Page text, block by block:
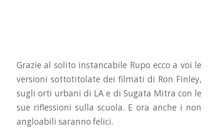
Grazie al solito instancabile Rupo ecco a voi le
versioni sottotitolate dei filmati di Ron Finley,
sugli orti urbani di LA e di Sugata Mitra con le
sue riflessioni sulla scuola. E ora anche i non
angloabili saranno felici.